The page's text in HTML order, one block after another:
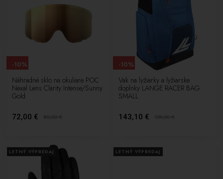
Náhradné sklo na okuliare POC
Nexal Lens Clarity Intense/Sunny
Gold
72,00 € 80,00€
-10%
Vak na lyžiarky a lyžiarske
doplnky LANGE RACER BAG
SMALL
143,10 € 159,00€
-10%
LETNÝ VÝPREDAJ LETNÝ VÝPREDAJ